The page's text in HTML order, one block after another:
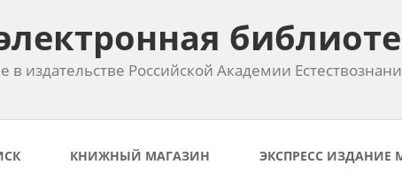
издательстве Российской Академии
КНИЖНЫЙ МАГАЗИН ЭКСПРЕСС